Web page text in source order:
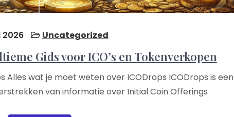
Uncategorized
Gids voor ICO’s en Tokenverkopen
Alles wat je moet weten over ICODrops ICODrops is een
van informatie over Initial Coin Offerings